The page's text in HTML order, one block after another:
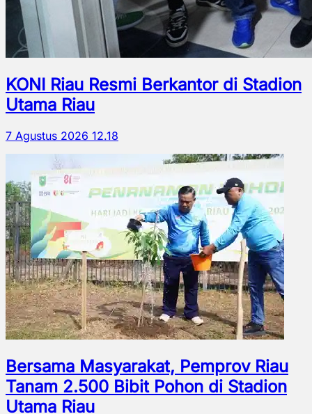
KONI Riau Resmi Berkantor di Stadion
Utama Riau
7 Agustus 2026 12.18
Bersama Masyarakat, Pemprov Riau
Tanam 2.500 Bibit Pohon di Stadion
Utama Riau